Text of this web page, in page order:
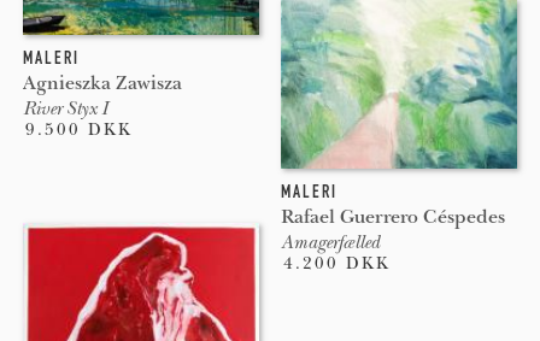
MALERI
Agnieszka Zawisza
River Styx I
9.500 DKK
MALERI
Rafael Guerrero Céspedes
Amagerfælled
4.200 DKK